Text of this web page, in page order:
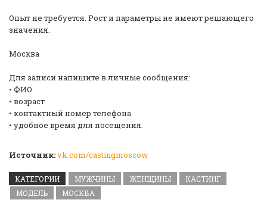
Опыт не требуется. Рост и параметры не имеют решающего
значения.
Москва
Для записи напишите в личные сообщения:
• ФИО
• возраст
• контактный номер телефона
• удобное время для посещения.
Источник:vk.com/castingmoscow
КАТЕГОРИИ МУЖЧИНЫ ЖЕНЩИНЫ
КАСТИНГ
МОДЕЛЬ
МОСКВА